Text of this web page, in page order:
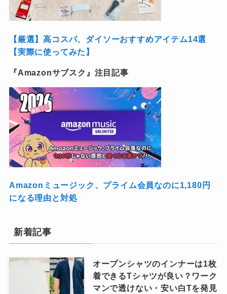
【厳選】高コスパ、ダイソーおすすめアイテム14選
【実際に使ってみた】
『Amazonサブスク』注目記事
Amazonミュージック、プライム会員なのに1,180円
になる理由と対処
新着記事
オープンシャツのインナーは1枚
着できるTシャツが良い？ワーク
マンで透けない・安い白Tを発見